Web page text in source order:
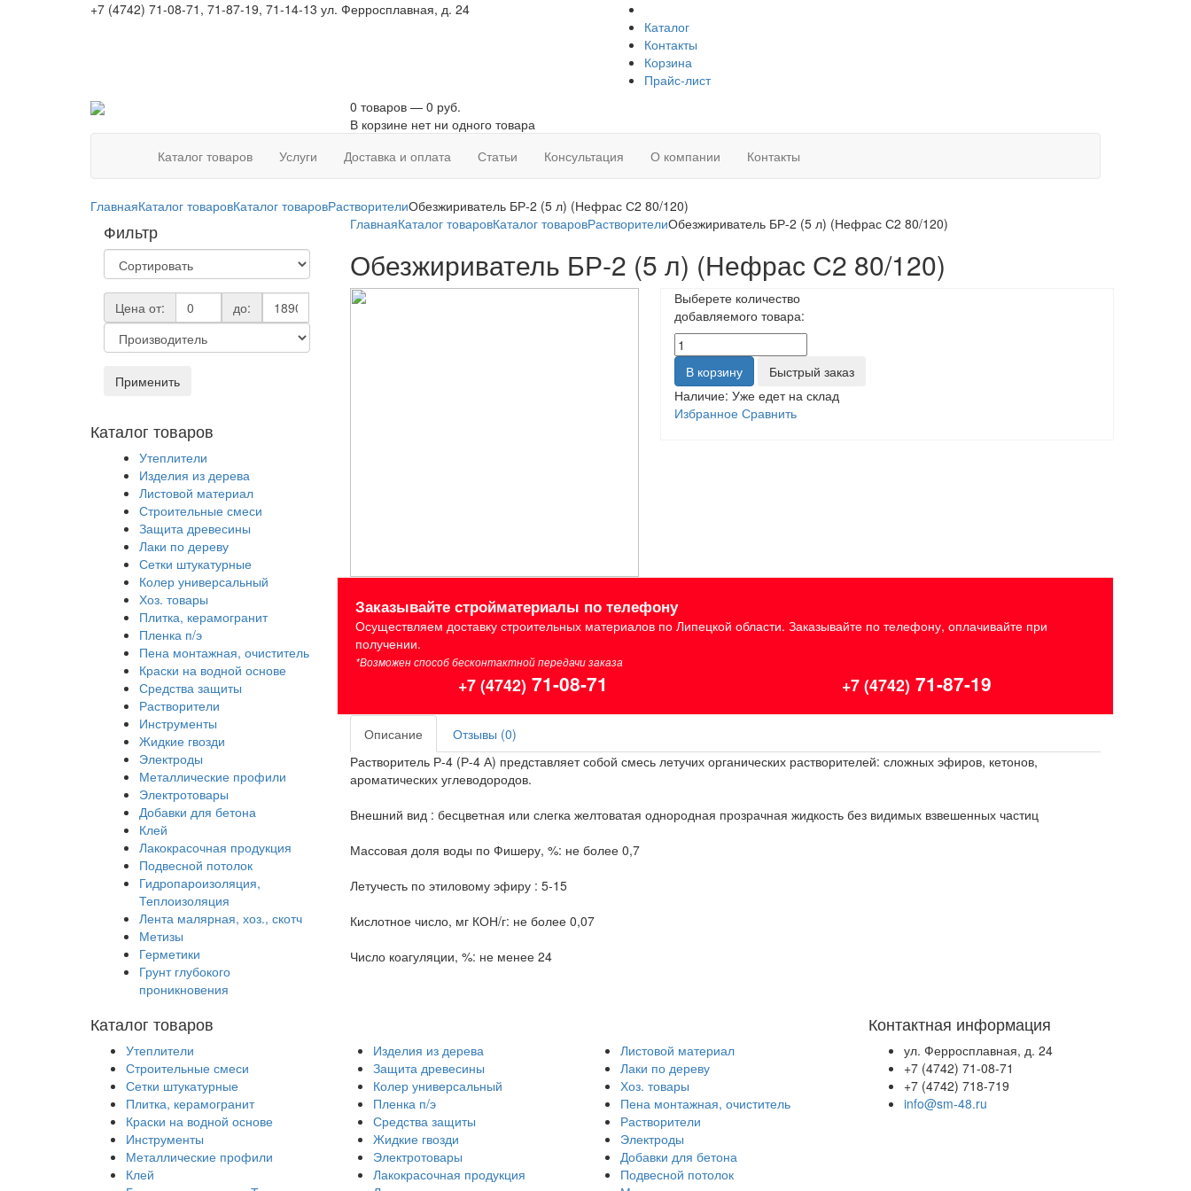
+7 (4742) 71-08-71, 71-87-19, 71-14-13 ул. Ферросплавная, д. 24
Каталог
Контакты
Корзина
Прайс-лист
0 товаров — 0 руб.
В корзине нет ни одного товара
Каталог товаров
Услуги Доставка и оплата Статьи Консультация О компании Контакты
ГлавнаяКаталог товаровКаталог товаровРастворителиОбезжириватель БР-2 (5 л) (Нефрас С2 80/120)
Фильтр
Цена от: до:
Применить
Каталог товаров
Утеплители
Изделия из дерева
Листовой материал
Строительные смеси
Защита древесины
Лаки по дереву
Сетки штукатурные
Колер универсальный
Хоз. товары
Плитка, керамогранит
Пленка п/э
Пена монтажная, очиститель
Краски на водной основе
Средства защиты
Растворители
Инструменты
Жидкие гвозди
Электроды
Металлические профили
Электротовары
Добавки для бетона
Клей
Лакокрасочная продукция
Подвесной потолок
Гидропароизоляция,
Теплоизоляция
Лента малярная, хоз., скотч
Метизы
Герметики
Грунт глубокого
проникновения
ГлавнаяКаталог товаровКаталог товаровРастворителиОбезжириватель БР-2 (5 л) (Нефрас С2 80/120)
Обезжириватель БР-2 (5 л) (Нефрас С2 80/120)
Выберете количество
добавляемого товара:
В корзину
Быстрый заказ
Наличие:Уже едет на склад
Избранное Сравнить
Заказывайте стройматериалы по телефону
Осуществляем доставку строительных материалов по Липецкой области. Заказывайте по телефону, оплачивайте при
получении.
*Возможен способ бесконтактной передачи заказа
+7 (4742) 71-08-71 +7 (4742) 71-87-19
Описание
Отзывы (0)
Растворитель Р-4 (Р-4 А) представляет собой смесь летучих органических растворителей: сложных эфиров, кетонов,
ароматических углеводородов.
Внешний вид : бесцветная или слегка желтоватая однородная прозрачная жидкость без видимых взвешенных частиц
Массовая доля воды по Фишеру, %: не более 0,7
Летучесть по этиловому эфиру : 5-15
Кислотное число, мг КОН/г: не более 0,07
Число коагуляции, %: не менее 24
Каталог товаров
Утеплители Изделия из дерева
Листовой материал
Строительные смеси
Защита древесины
Лаки по дереву
Сетки штукатурные
Колер универсальный
Хоз. товары
Плитка, керамогранит
Пленка п/э
Пена монтажная, очиститель
Краски на водной основе
Средства защиты
Растворители
Инструменты
Жидкие гвозди
Электроды
Металлические профили
Электротовары
Добавки для бетона
Клей
Лакокрасочная продукция
Подвесной потолок
Контактная информация
ул. Ферросплавная, д. 24
+7 (4742) 71-08-71
+7 (4742) 718-719
info@sm-48.ru